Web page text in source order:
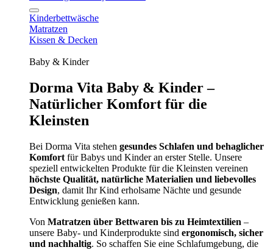
Kinderbettwäsche
Matratzen
Kissen & Decken
Baby & Kinder
Dorma Vita Baby & Kinder –
Natürlicher Komfort für die
Kleinsten
Bei Dorma Vita stehen gesundes Schlafen und behaglicher
Komfort für Babys und Kinder an erster Stelle. Unsere
speziell entwickelten Produkte für die Kleinsten vereinen
höchste Qualität, natürliche Materialien und liebevolles
Design, damit Ihr Kind erholsame Nächte und gesunde
Entwicklung genießen kann.
Von Matratzen über Bettwaren bis zu Heimtextilien –
unsere Baby- und Kinderprodukte sind ergonomisch, sicher
und nachhaltig. So schaffen Sie eine Schlafumgebung, die